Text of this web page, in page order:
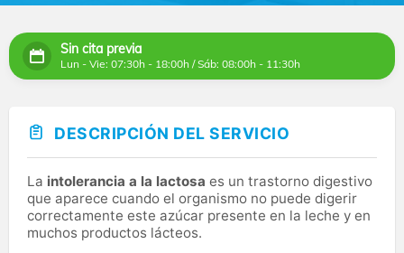
Sin cita previa
Lun - Vie: 07:30h - 18:00h / Sáb: 08:00h - 11:30h
DESCRIPCIÓN DEL SERVICIO
La intolerancia a la lactosa es un trastorno digestivo
que aparece cuando el organismo no puede digerir
correctamente este azúcar presente en la leche y en
muchos productos lácteos.